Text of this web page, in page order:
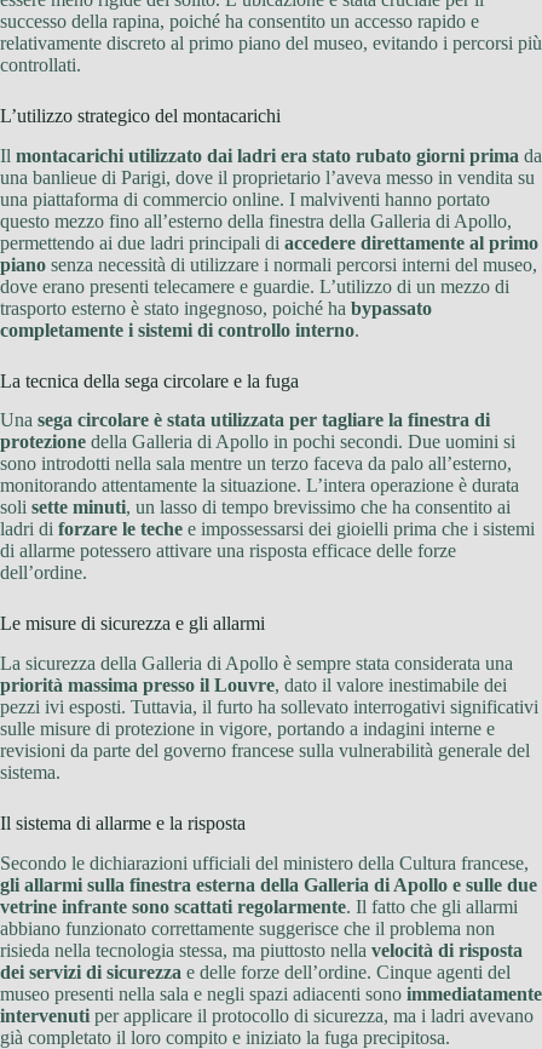
successo della rapina, poiché ha consentito un accesso rapido e
relativamente discreto al primo piano del museo, evitando i percorsi più
controllati.
L’utilizzo strategico del montacarichi
Il montacarichi utilizzato dai ladri era stato rubato giorni prima da
una banlieue di Parigi, dove il proprietario l’aveva messo in vendita su
una piattaforma di commercio online. I malviventi hanno portato
questo mezzo fino all’esterno della finestra della Galleria di Apollo,
permettendo ai due ladri principali di accedere direttamente al primo
piano senza necessità di utilizzare i normali percorsi interni del museo,
dove erano presenti telecamere e guardie. L’utilizzo di un mezzo di
trasporto esterno è stato ingegnoso, poiché ha bypassato
completamente i sistemi di controllo interno.
La tecnica della sega circolare e la fuga
Una sega circolare è stata utilizzata per tagliare la finestra di
protezione della Galleria di Apollo in pochi secondi. Due uomini si
sono introdotti nella sala mentre un terzo faceva da palo all’esterno,
monitorando attentamente la situazione. L’intera operazione è durata
soli sette minuti, un lasso di tempo brevissimo che ha consentito ai
ladri di forzare le teche e impossessarsi dei gioielli prima che i sistemi
di allarme potessero attivare una risposta efficace delle forze
dell’ordine.
Le misure di sicurezza e gli allarmi
La sicurezza della Galleria di Apollo è sempre stata considerata una
priorità massima presso il Louvre, dato il valore inestimabile dei
pezzi ivi esposti. Tuttavia, il furto ha sollevato interrogativi significativi
sulle misure di protezione in vigore, portando a indagini interne e
revisioni da parte del governo francese sulla vulnerabilità generale del
sistema.
Il sistema di allarme e la risposta
Secondo le dichiarazioni ufficiali del ministero della Cultura francese,
gli allarmi sulla finestra esterna della Galleria di Apollo e sulle due
vetrine infrante sono scattati regolarmente. Il fatto che gli allarmi
abbiano funzionato correttamente suggerisce che il problema non
risieda nella tecnologia stessa, ma piuttosto nella velocità di risposta
dei servizi di sicurezza e delle forze dell’ordine. Cinque agenti del
museo presenti nella sala e negli spazi adiacenti sono immediatamente
intervenuti per applicare il protocollo di sicurezza, ma i ladri avevano
già completato il loro compito e iniziato la fuga precipitosa.